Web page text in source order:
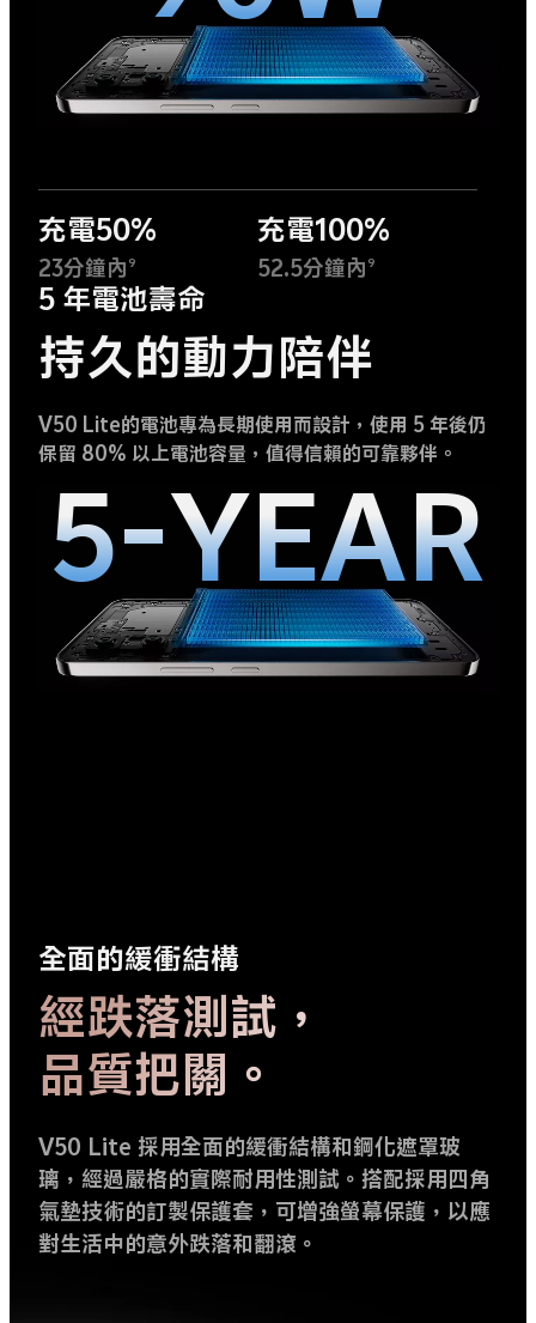
充電50%
23分鐘內 9
充電100%
52.5分鐘內 9
5 年電池壽命
持久的動力陪伴
V50 Lite的電池專為長期使用而設計，使用 5 年後仍
保留 80% 以上電池容量，值得信賴的可靠夥伴。
5-YEAR
全面的緩衝結構
經跌落測試，
品質把關。
V50 Lite 採用全面的緩衝結構和鋼化遮罩玻
璃，經過嚴格的實際耐用性測試。搭配採用四角
氣墊技術的訂製保護套，可增強螢幕保護，以應
對生活中的意外跌落和翻滾。